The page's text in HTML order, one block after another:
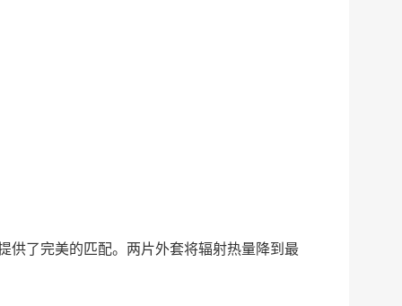
供了完美的匹配。两片外套将辐射热量降到最